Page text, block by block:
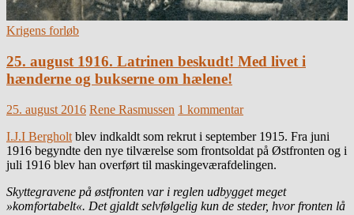
Krigens forløb
25. august 1916. Latrinen beskudt! Med livet i
hænderne og bukserne om hælene!
25. august 2016 Rene Rasmussen 1 kommentar
I.J.I Bergholt blev indkaldt som rekrut i september 1915. Fra juni
1916 begyndte den nye tilværelse som frontsoldat på Østfronten og i
juli 1916 blev han overført til maskingeværafdelingen.
Skyttegravene på østfronten var i reglen udbygget meget
»komfortabelt«. Det gjaldt selvfølgelig kun de steder, hvor fronten lå